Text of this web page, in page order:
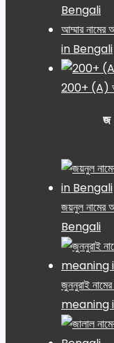
Bengali
আম্মার
in Bengali
200+ (A) আ
জ
জয়নুল
Bengali
জুননুরাই
meaning